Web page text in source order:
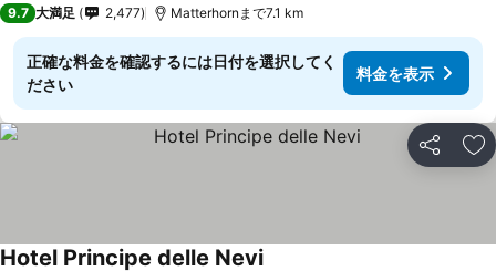
9.7 大満足 2,477 Matterhornまで7.1 km
正確な料金を確認するには日付を選択してく
ださい
料金を表示
シェア お
Hotel Principe delle Nevi